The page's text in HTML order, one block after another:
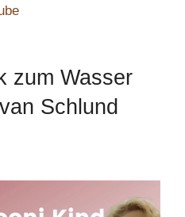
zum Wasser
Schlund